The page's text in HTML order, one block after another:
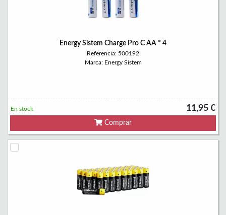
Energy Sistem Charge Pro C AA * 4
Referencia: 500192
Marca: Energy Sistem
11,95 €
En stock
Comprar